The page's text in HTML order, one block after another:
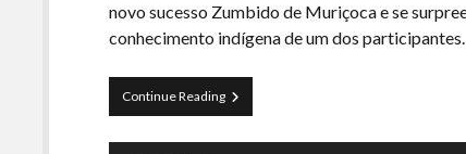
novo sucesso Zumbido de Muriçoca e se
conhecimento indígena de um dos participantes.
Continue ReadingCurva
de